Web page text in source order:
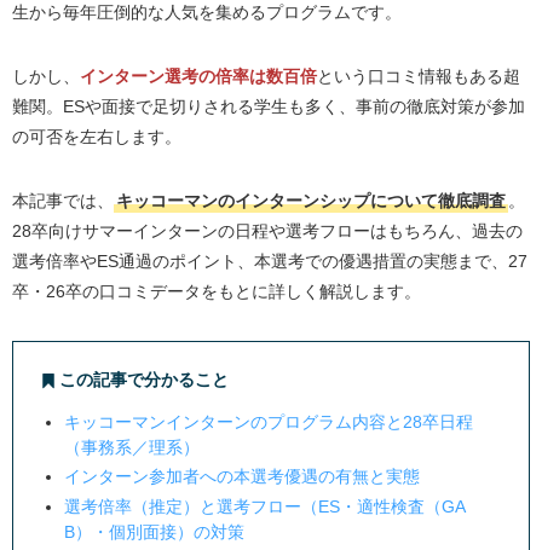
生から毎年圧倒的な人気を集めるプログラムです。
しかし、 インターン選考の倍率は数百倍という口コミ情報もある超
難関。ESや面接で足切りされる学生も多く、事前の徹底対策が参加
の可否を左右します。
本記事では、 キッコーマンのインターンシップについて徹底調査。
28卒向けサマーインターンの日程や選考フローはもちろん、過去の
選考倍率やES通過のポイント、本選考での優遇措置の実態まで、27
卒・26卒の口コミデータをもとに詳しく解説します。
この記事で分かること
キッコーマンインターンのプログラム内容と28卒日程
（事務系／理系）
インターン参加者への本選考優遇の有無と実態
選考倍率（推定）と選考フロー（ES・適性検査（GA
B）・個別面接）の対策